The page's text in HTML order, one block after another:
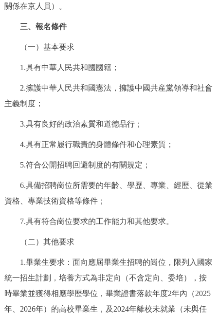
走進北京
北京概況
多語種
ENGLISH 한국어
ESPAÑOL العربية PORTUGUÊS
關係在京人員）。
三、報名條件
（一）基本要求
1.具有中華人民共和國國籍；
2.擁護中華人民共和國憲法，擁護中國共産黨領導和社會
主義制度；
3.具有良好的政治素質和道德品行；
4.具有正常履行職責的身體條件和心理素質；
5.符合公開招聘回避制度的有關規定；
6.具備招聘崗位所需要的年齡、學歷、專業、經歷、從業
資格、專業技術資格等條件；
7.具有符合崗位要求的工作能力和其他要求。
（二）其他要求
1.畢業生要求：面向應屆畢業生招聘的崗位，限列入國家
統一招生計劃，培養方式為非定向（不含定向、委培），按
時畢業並獲得相應學歷學位，畢業證書落款年度2年內（2025
年、2026年）的高校畢業生，及2024年離校未就業（未與任